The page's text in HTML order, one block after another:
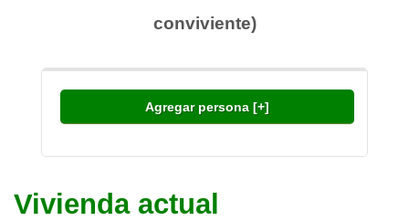
conviviente)
Agregar persona [+]
Vivienda actual